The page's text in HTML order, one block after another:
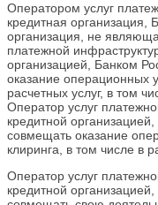
Оператором услуг
кредитная организация,
организация, не
платежной
организацией, Банком
оказание операционных
расчетных услуг, в том
Оператор услуг
кредитной
совмещать оказание
клиринга, в том числе в
Оператор услуг
кредитной